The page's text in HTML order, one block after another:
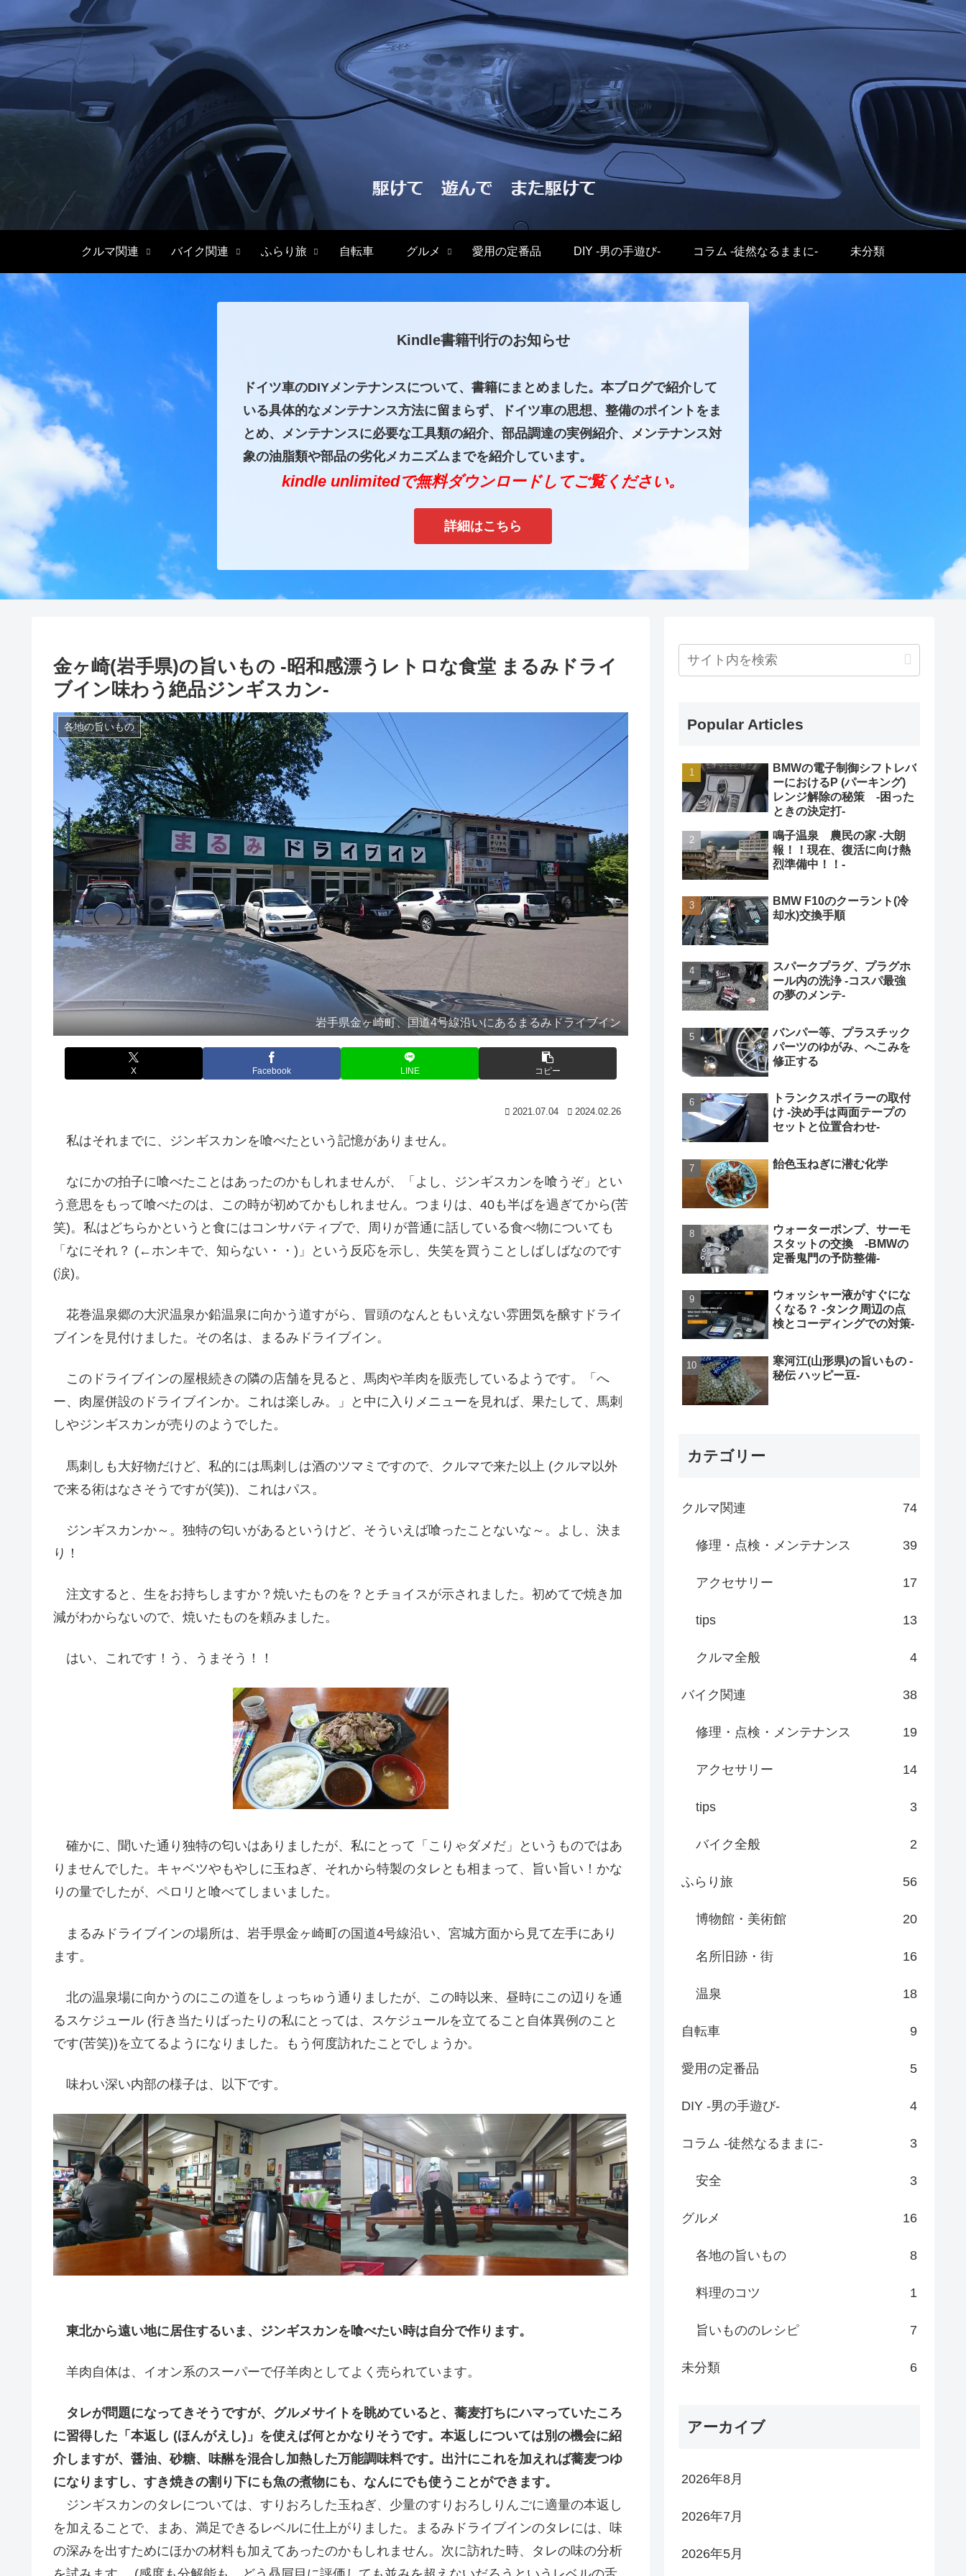
クルマ関連 バイク関連 ふらり旅 自転車 グルメ 愛用の定番品 DIY -男の手遊び- コラム -徒然なるままに- 未分類
Kindle書籍刊行のお知らせ
ドイツ車のDIYメンテナンスについて、書籍にまとめました。本ブログで紹介して
いる具体的なメンテナンス方法に留まらず、ドイツ車の思想、整備のポイントをま
とめ、メンテナンスに必要な工具類の紹介、部品調達の実例紹介、メンテナンス対
象の油脂類や部品の劣化メカニズムまでを紹介しています。
kindle unlimitedで無料ダウンロードしてご覧ください。
詳細はこちら
金ヶ崎(岩手県)の旨いもの -昭和感漂うレトロな食堂 まるみドライ
ブイン味わう絶品ジンギスカン-
各地の旨いもの
岩手県金ヶ崎町、国道4号線沿いにあるまるみドライブイン
X Facebook LINE コピー
2021.07.04 2024.02.26
私はそれまでに、ジンギスカンを喰べたという記憶がありません。
なにかの拍子に喰べたことはあったのかもしれませんが、「よし、ジンギスカンを喰うぞ」とい
う意思をもって喰べたのは、この時が初めてかもしれません。つまりは、40も半ばを過ぎてから(苦
笑)。私はどちらかというと食にはコンサバティブで、周りが普通に話している食べ物についても
「なにそれ？ (←ホンキで、知らない・・)」という反応を示し、失笑を買うことしばしばなのです
(涙)。
花巻温泉郷の大沢温泉か鉛温泉に向かう道すがら、冒頭のなんともいえない雰囲気を醸すドライ
ブインを見付けました。その名は、まるみドライブイン。
このドライブインの屋根続きの隣の店舗を見ると、馬肉や羊肉を販売しているようです。「へ
ー、肉屋併設のドライブインか。これは楽しみ。」と中に入りメニューを見れば、果たして、馬刺
しやジンギスカンが売りのようでした。
馬刺しも大好物だけど、私的には馬刺しは酒のツマミですので、クルマで来た以上 (クルマ以外
で来る術はなさそうですが(笑))、これはパス。
ジンギスカンか～。独特の匂いがあるというけど、そういえば喰ったことないな～。よし、決ま
り！
注文すると、生をお持ちしますか？焼いたものを？とチョイスが示されました。初めてで焼き加
減がわからないので、焼いたものを頼みました。
はい、これです！う、うまそう！！
確かに、聞いた通り独特の匂いはありましたが、私にとって「こりゃダメだ」というものではあ
りませんでした。キャベツやもやしに玉ねぎ、それから特製のタレとも相まって、旨い旨い！かな
りの量でしたが、ペロリと喰べてしまいました。
まるみドライブインの場所は、岩手県金ヶ崎町の国道4号線沿い、宮城方面から見て左手にあり
ます。
北の温泉場に向かうのにこの道をしょっちゅう通りましたが、この時以来、昼時にこの辺りを通
るスケジュール (行き当たりばったりの私にとっては、スケジュールを立てること自体異例のこと
です(苦笑))を立てるようになりました。もう何度訪れたことでしょうか。
味わい深い内部の様子は、以下です。
東北から遠い地に居住するいま、ジンギスカンを喰べたい時は自分で作ります。
羊肉自体は、イオン系のスーパーで仔羊肉としてよく売られています。
タレが問題になってきそうですが、グルメサイトを眺めていると、蕎麦打ちにハマっていたころ
に習得した「本返し (ほんがえし)」を使えば何とかなりそうです。本返しについては別の機会に紹
介しますが、醤油、砂糖、味醂を混合し加熱した万能調味料です。出汁にこれを加えれば蕎麦つゆ
になりますし、すき焼きの割り下にも魚の煮物にも、なんにでも使うことができます。
ジンギスカンのタレについては、すりおろした玉ねぎ、少量のすりおろしりんごに適量の本返し
を加えることで、まあ、満足できるレベルに仕上がりました。まるみドライブインのタレには、味
の深みを出すためにほかの材料も加えてあったのかもしれません。次に訪れた時、タレの味の分析
Popular Articles
BMWの電子制御シフトレバ
ーにおけるP (パーキング)
レンジ解除の秘策 -困った
ときの決定打-
鳴子温泉 農民の家 -大朗
報！！現在、復活に向け熱
烈準備中！！-
BMW F10のクーラント(冷
却水)交換手順
スパークプラグ、プラグホ
ール内の洗浄 -コスパ最強
の夢のメンテ-
バンパー等、プラスチック
パーツのゆがみ、へこみを
修正する
トランクスポイラーの取付
け -決め手は両面テープの
セットと位置合わせ-
飴色玉ねぎに潜む化学
ウォーターポンプ、サーモ
スタットの交換 -BMWの
定番鬼門の予防整備-
ウォッシャー液がすぐにな
くなる？ -タンク周辺の点
検とコーディングでの対策-
寒河江(山形県)の旨いもの -
秘伝 ハッピー豆-
カテゴリー
クルマ関連 74
修理・点検・メンテナンス 39
アクセサリー 17
tips 13
クルマ全般 4
バイク関連 38
修理・点検・メンテナンス 19
アクセサリー 14
tips 3
バイク全般 2
ふらり旅 56
博物館・美術館 20
名所旧跡・街 16
温泉 18
自転車 9
愛用の定番品 5
DIY -男の手遊び- 4
コラム -徒然なるままに- 3
安全 3
グルメ 16
各地の旨いもの 8
料理のコツ 1
旨いもののレシピ 7
未分類 6
アーカイブ
2026年8月
2026年7月
2026年5月